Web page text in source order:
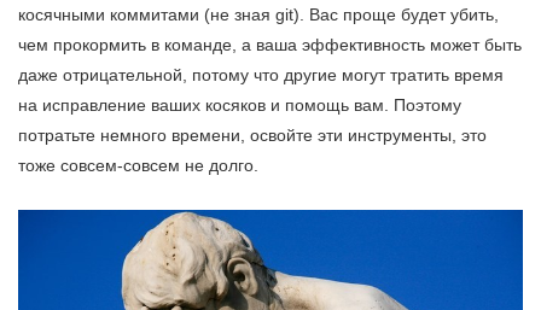
косячными коммитами (не зная git). Вас проще будет убить,
чем прокормить в команде, а ваша эффективность может быть
даже отрицательной, потому что другие могут тратить время
на исправление ваших косяков и помощь вам. Поэтому
потратьте немного времени, освойте эти инструменты, это
тоже совсем-совсем не долго.